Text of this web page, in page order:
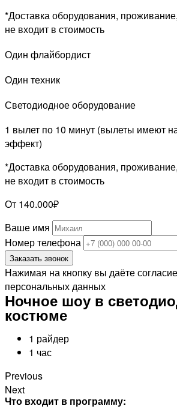
*Доставка оборудования,
не входит в стоимость
Один флайбордист
Один техник
Светодиодное оборудование
1 вылет по 10 минут (вылеты имеют
эффект)
*Доставка оборудования,
не входит в стоимость
От 140.000₽
Ваше имя
Номер телефона
Заказать звонок
Нажимая на кнопку вы даёте
персональных данных
Ночное шоу в
костюме
1 райдер
1 час
Previous
Next
Что входит в программу: